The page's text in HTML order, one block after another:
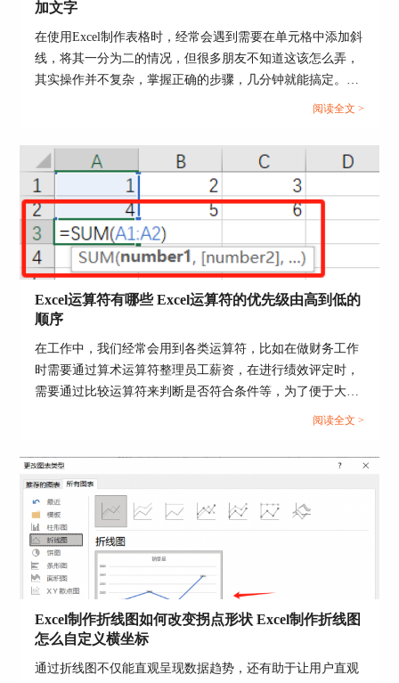
图5：找开链接
指定幻灯片，要怎么操作呢，一起来看看吧。
第一种方法
1、点击需要跳转的幻灯片，点击插入一个文本
框，输入超链接，右键点击该文本框，在下拉菜单
中选择[链接]。
图6：链接指令
2、在新对话框左侧选择[本文档中的位置]，右侧选
择需要跳转的幻灯片即可，最右侧会显示出跳转后
的幻灯片预览，确认无误后点击[确定]即可。
加文字
在使用Excel制作表格时，经常会遇到需要在单元格中添加斜
线，将其一分为二的情况，但很多朋友不知道这该怎么弄，
其实操作并不复杂，掌握正确的步骤，几分钟就能搞定。下
面就为大家详细介绍Excel表格斜线一分为二怎么弄，Excel
阅读全文 >
Excel运算符有哪些 Excel运算符的优先级由高到低的
顺序
在工作中，我们经常会用到各类运算符，比如在做财务工作
时需要通过算术运算符整理员工薪资，在进行绩效评定时，
需要通过比较运算符来判断是否符合条件等，为了便于大家
理解，接下来我们将为大家介绍一下Excel运算符有哪些，
阅读全文 >
Excel制作折线图如何改变拐点形状 Excel制作折线图
怎么自定义横坐标
通过折线图不仅能直观呈现数据趋势，还有助于让用户直观